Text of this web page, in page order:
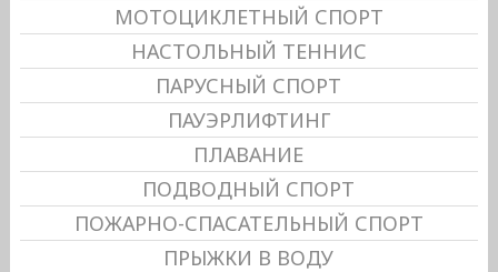
МОТОЦИКЛЕТНЫЙ СПОРТ
НАСТОЛЬНЫЙ ТЕННИС
ПАРУСНЫЙ СПОРТ
ПАУЭРЛИФТИНГ
ПЛАВАНИЕ
ПОДВОДНЫЙ СПОРТ
ПОЖАРНО-СПАСАТЕЛЬНЫЙ СПОРТ
ПРЫЖКИ В ВОДУ